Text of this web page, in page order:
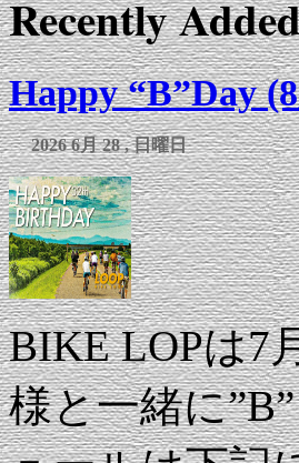
Recently
Happy “B”Day
2026 6月 28 , 日曜日
BIKE LOPは7
様と一緒に